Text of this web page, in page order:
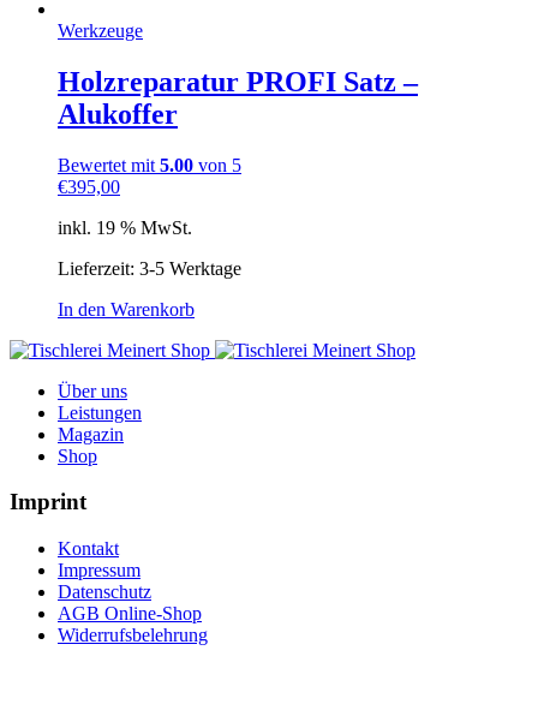
Werkzeuge
Holzreparatur PROFI Satz –
Alukoffer
Bewertet mit 5.00 von 5
€395,00
inkl. 19 % MwSt.
Lieferzeit: 3-5 Werktage
In den Warenkorb
Über uns
Leistungen
Magazin
Shop
Imprint
Kontakt
Impressum
Datenschutz
AGB Online-Shop
Widerrufsbelehrung